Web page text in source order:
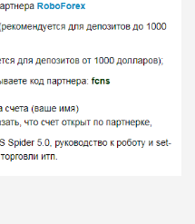
ПОДОЙДЕТ
ОБЗОР